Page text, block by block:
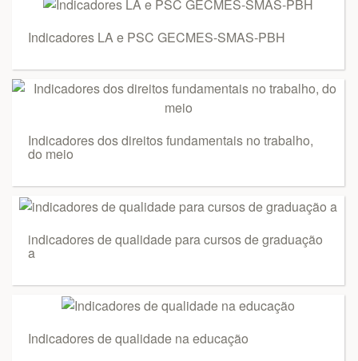
Indicadores LA e PSC GECMES-SMAS-PBH
Indicadores dos direitos fundamentais no trabalho,
do meio
indicadores de qualidade para cursos de graduação
a
Indicadores de qualidade na educação